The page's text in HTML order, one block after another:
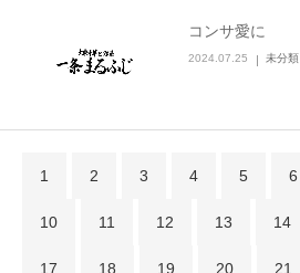
コンサ愛に
2024.07.25 未分類
1 2 3 4 5 6
10 11 12 13 14
17 18 19 20 21